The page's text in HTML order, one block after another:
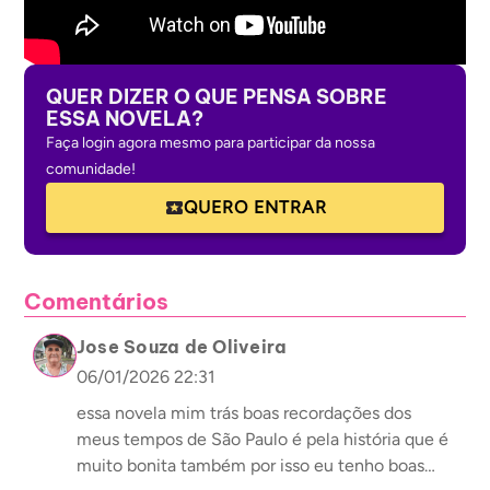
QUER DIZER O QUE PENSA SOBRE
ESSA NOVELA?
Faça login agora mesmo para participar da nossa
comunidade!
QUERO ENTRAR
Comentários
Jose Souza de Oliveira
06/01/2026 22:31
essa novela mim trás boas recordações dos
meus tempos de São Paulo é pela história que é
muito bonita também por isso eu tenho boas